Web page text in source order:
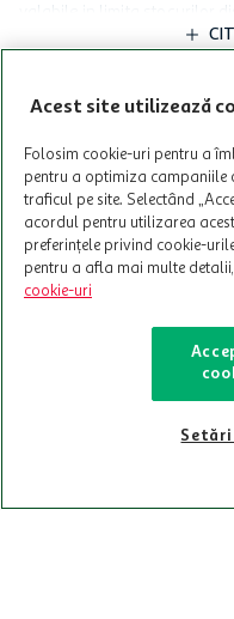
valabile in limita stocurilor
limita a 12 unitati / card
Cardul poate fi utilizat doar
participante și pentru
nu poate fi utilizat in
care aceste este suspendat
intretineri sau reparatii
Iti stam
Acest site utilizează
Folosim cookie-uri pentru a
pentru a optimiza campaniile
traficul pe site. Selectând
acordul pentru utilizarea
preferințele privind cookie-
pentru a afla mai multe
cookie-uri